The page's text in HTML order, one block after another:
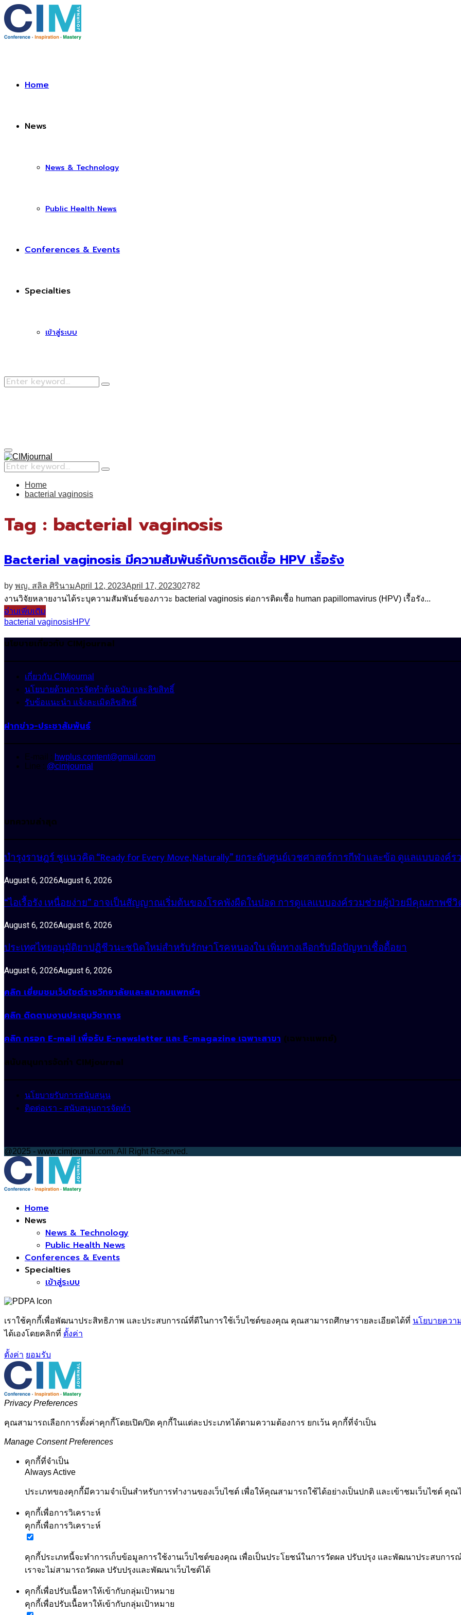
Home
News
News & Technology
Public Health News
Conferences & Events
Specialties
เข้าสู่ระบบ
Search
Search
Primary
Menu
Search
for:
Search
Home
bacterial vaginosis
Tag : bacterial vaginosis
Bacterial vaginosis มีความสัมพันธ์กับการติดเชื้อ HPV เรื้อรัง
by พญ. สลิล ศิรินามApril 12, 2023April 17, 202302782
งานวิจัยหลายงานได้ระบุความสัมพันธ์ของภาวะ bacterial vaginosis ต่อการติดเชื้อ human papillomavirus (HPV) เรื้อรัง...
อ่านเพิ่มเติม
bacterial vaginosisHPV
นโยบายเกี่ยวกับ CIMjournal
เกี่ยวกับ CIMjournal
นโยบายด้านการจัดทำต้นฉบับ และลิขสิทธิ์
รับข้อแนะนำ แจ้งละเมิดลิขสิทธิ์
ฝากข่าว-ประชาสัมพันธ์
E-mail : hwplus.content@gmail.com
Line : @cimjournal
บทความล่าสุด
บำรุงราษฎร์ ชูแนวคิด “Ready for Every Move, Naturally” ยกระดับศูนย์เวชศาสตร์การกีฬาและข้อ ดูแลแบบองค์ร
August 6, 2026August 6, 2026
“ไอเรื้อรัง เหนื่อยง่าย” อาจเป็นสัญญาณเริ่มต้นของโรคพังผืดในปอด การดูแลแบบองค์รวมช่วยผู้ป่วยมีคุณภาพชี
August 6, 2026August 6, 2026
ประเทศไทยอนุมัติยาปฏิชีวนะชนิดใหม่สำหรับรักษาโรคหนองใน เพิ่มทางเลือกรับมือปัญหาเชื้อดื้อยา
August 6, 2026August 6, 2026
คลิก เยี่ยมชมเว็บไซต์ราชวิทยาลัยและสมาคมแพทย์ฯ
คลิก ติดตามงานประชุมวิชาการ
คลิก กรอก E-mail เพื่อรับ E-newsletter และ E-magazine เฉพาะสาขา (เฉพาะแพทย์)
สนับสนุนการจัดทำ CIMjournal
นโยบายรับการสนับสนุน
ติดต่อเรา - สนับสนุนการจัดทำ
@2025 - www.cimjournal.com. All Right Reserved.
Home
News
News & Technology
Public Health News
Conferences & Events
Specialties
เข้าสู่ระบบ
เราใช้คุกกี้เพื่อพัฒนาประสิทธิภาพ และประสบการณ์ที่ดีในการใช้เว็บไซต์ของคุณ คุณสามารถศึกษารายละเอียดได้ที่ นโยบายควา
ได้เองโดยคลิกที่ ตั้งค่า
ตั้งค่า ยอมรับ
Privacy Preferences
คุณสามารถเลือกการตั้งค่าคุกกี้โดยเปิด/ปิด คุกกี้ในแต่ละประเภทได้ตามความต้องการ ยกเว้น คุกกี้ที่จำเป็น
Manage Consent Preferences
คุกกี้ที่จำเป็น
Always Active
ประเภทของคุกกี้มีความจำเป็นสำหรับการทำงานของเว็บไซต์ เพื่อให้คุณสามารถใช้ได้อย่างเป็นปกติ และเข้าชมเว็บไซต์ คุ
คุกกี้เพื่อการวิเคราะห์
คุกกี้เพื่อการวิเคราะห์
คุกกี้ประเภทนี้จะทำการเก็บข้อมูลการใช้งานเว็บไซต์ของคุณ เพื่อเป็นประโยชน์ในการวัดผล ปรับปรุง และพัฒนาประสบกา
เราจะไม่สามารถวัดผล ปรับปรุงและพัฒนาเว็บไซต์ได้
คุกกี้เพื่อปรับเนื้อหาให้เข้ากับกลุ่มเป้าหมาย
คุกกี้เพื่อปรับเนื้อหาให้เข้ากับกลุ่มเป้าหมาย